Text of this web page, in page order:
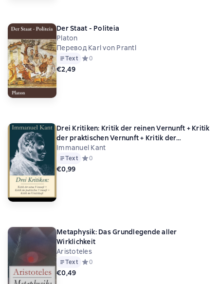
Der Staat - Politeia
Platon
Перевод Karl von Prantl
Text Средний рейтинг 0 на основе 0 оценок
0
€2,49
Drei Kritiken: Kritik der reinen Vernunft + Kritik
der praktischen Vernunft + Kritik der
Urteilskraft
Immanuel Kant
Text Средний рейтинг 0 на основе 0 оценок
0
€0,99
Metaphysik: Das Grundlegende aller
Wirklichkeit
Aristoteles
Text Средний рейтинг 0 на основе 0 оценок
0
€0,49